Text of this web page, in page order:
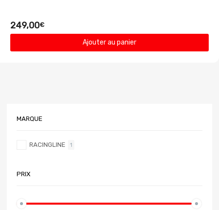
249,00€
Ajouter au panier
MARQUE
RACINGLINE 1
PRIX